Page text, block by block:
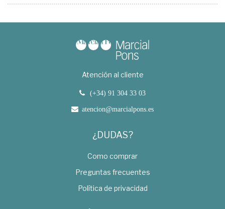
Atención al cliente
(+34) 91 304 33 03
atencion@marcialpons.es
¿DUDAS?
Como comprar
Preguntas frecuentes
Política de privacidad